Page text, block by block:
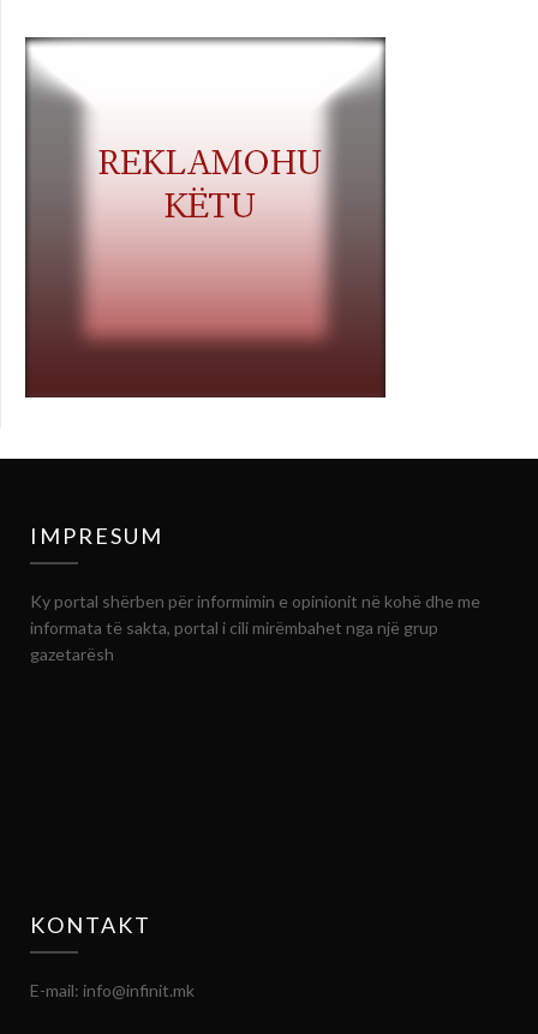
IMPRESUM
Ky portal shërben për informimin e opinionit në kohë dhe me
informata të sakta, portal i cili mirëmbahet nga një grup
gazetarësh
KONTAKT
E-mail: info@infinit.mk